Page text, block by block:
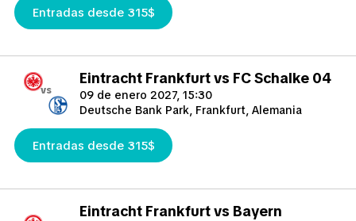
Entradas desde 315$
vs
Eintracht Frankfurt vs FC Schalke 04
09 de enero 2027, 15:30
Deutsche Bank Park, Frankfurt, Alemania
Entradas desde 315$
Eintracht Frankfurt vs Bayern